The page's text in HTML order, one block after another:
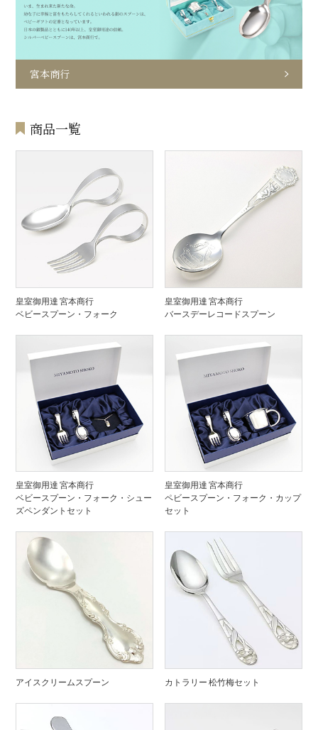
宮本商行
商品一覧
皇室御用達 宮本商行
ベビースプーン・フォーク
皇室御用達 宮本商行
バースデーレコードスプーン
皇室御用達 宮本商行
ベビースプーン・フォーク・シュー
ズペンダントセット
皇室御用達 宮本商行
ペビースプーン・フォーク・カップ
セット
アイスクリームスプーン カトラリー 松竹梅セット